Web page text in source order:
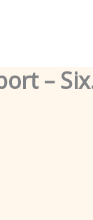
–